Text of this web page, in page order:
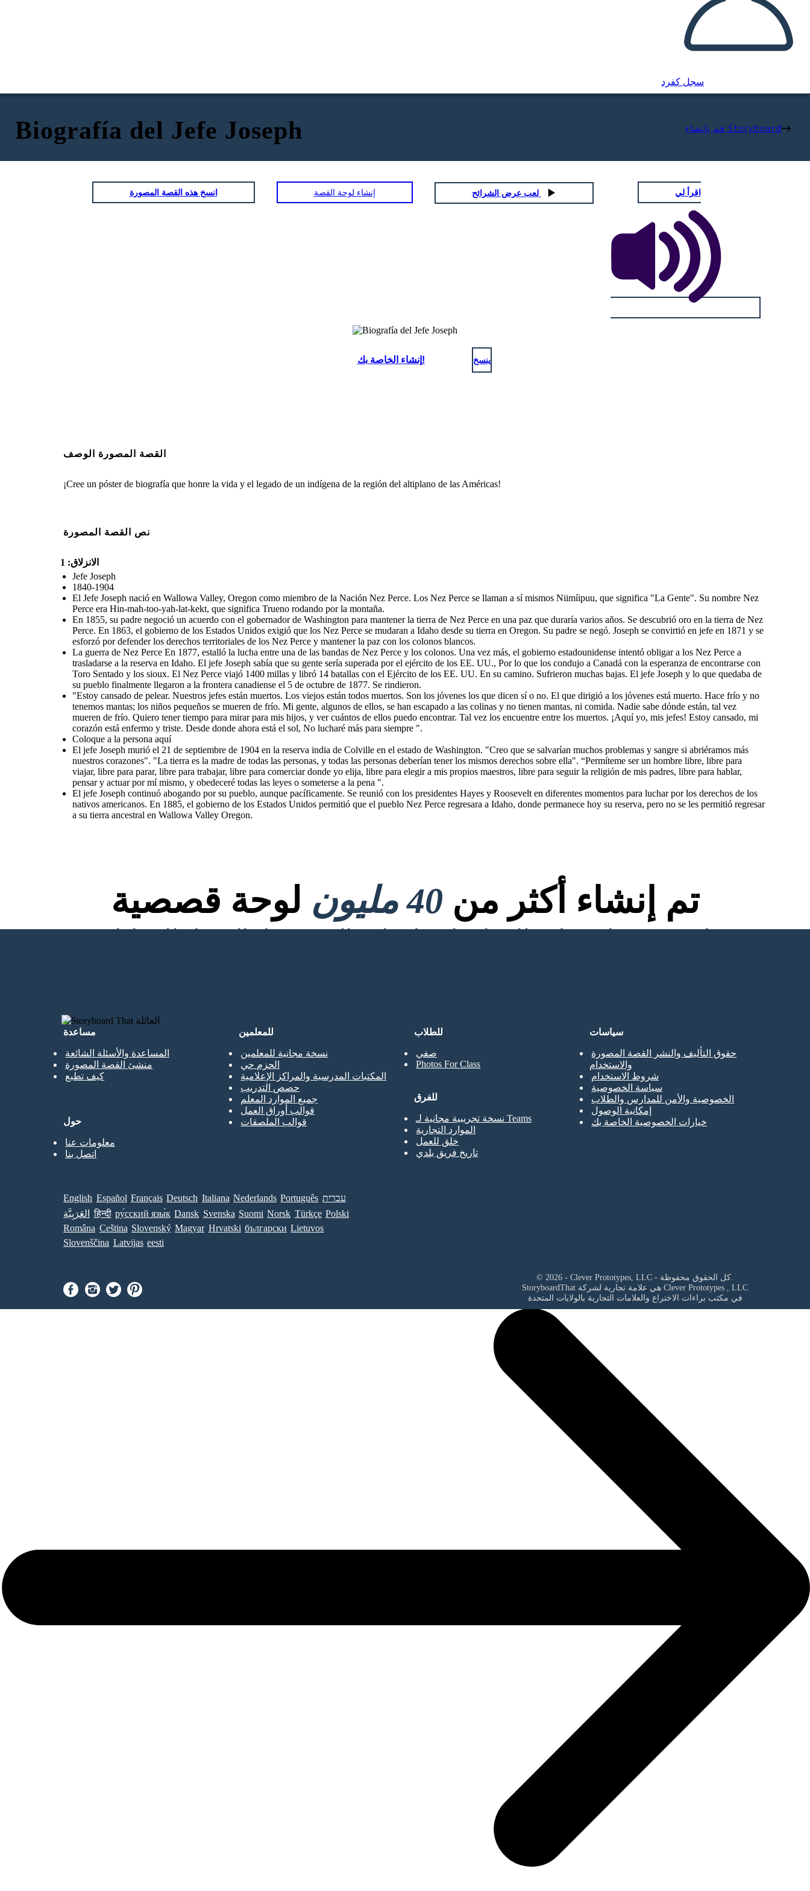
سجل كفرد
Biografía del Jefe Joseph قم بإنشاء Storyboard
انسخ هذه القصة المصورة إنشاء لوحة القصة لعب عرض الشرائح اقرأ لي
إنشاء الخاصة بك! ينسخ
القصة المصورة الوصف
¡Cree un póster de biografía que honre la vida y el legado de un indígena de la región del altiplano de las Américas!
نص القصة المصورة
الانزلاق: 1
Jefe Joseph
1840-1904
El Jefe Joseph nació en Wallowa Valley, Oregon como miembro de la Nación Nez Perce. Los Nez Perce se llaman a sí mismos Niimíipuu, que significa "La Gente". Su nombre Nez
Perce era Hin-mah-too-yah-lat-kekt, que significa Trueno rodando por la montaña.
En 1855, su padre negoció un acuerdo con el gobernador de Washington para mantener la tierra de Nez Perce en una paz que duraría varios años. Se descubrió oro en la tierra de Nez
Perce. En 1863, el gobierno de los Estados Unidos exigió que los Nez Perce se mudaran a Idaho desde su tierra en Oregon. Su padre se negó. Joseph se convirtió en jefe en 1871 y se
esforzó por defender los derechos territoriales de los Nez Perce y mantener la paz con los colonos blancos.
La guerra de Nez Perce En 1877, estalló la lucha entre una de las bandas de Nez Perce y los colonos. Una vez más, el gobierno estadounidense intentó obligar a los Nez Perce a
trasladarse a la reserva en Idaho. El jefe Joseph sabía que su gente sería superada por el ejército de los EE. UU., Por lo que los condujo a Canadá con la esperanza de encontrarse con
Toro Sentado y los sioux. El Nez Perce viajó 1400 millas y libró 14 batallas con el Ejército de los EE. UU. En su camino. Sufrieron muchas bajas. El jefe Joseph y lo que quedaba de
su pueblo finalmente llegaron a la frontera canadiense el 5 de octubre de 1877. Se rindieron.
"Estoy cansado de pelear. Nuestros jefes están muertos. Los viejos están todos muertos. Son los jóvenes los que dicen sí o no. El que dirigió a los jóvenes está muerto. Hace frío y no
tenemos mantas; los niños pequeños se mueren de frío. Mi gente, algunos de ellos, se han escapado a las colinas y no tienen mantas, ni comida. Nadie sabe dónde están, tal vez
mueren de frío. Quiero tener tiempo para mirar para mis hijos, y ver cuántos de ellos puedo encontrar. Tal vez los encuentre entre los muertos. ¡Aquí yo, mis jefes! Estoy cansado, mi
corazón está enfermo y triste. Desde donde ahora está el sol, No lucharé más para siempre ".
Coloque a la persona aquí
El jefe Joseph murió el 21 de septiembre de 1904 en la reserva india de Colville en el estado de Washington. "Creo que se salvarían muchos problemas y sangre si abriéramos más
nuestros corazones". "La tierra es la madre de todas las personas, y todas las personas deberían tener los mismos derechos sobre ella". “Permíteme ser un hombre libre, libre para
viajar, libre para parar, libre para trabajar, libre para comerciar donde yo elija, libre para elegir a mis propios maestros, libre para seguir la religión de mis padres, libre para hablar,
pensar y actuar por mí mismo, y obedeceré todas las leyes o someterse a la pena ".
El jefe Joseph continuó abogando por su pueblo, aunque pacíficamente. Se reunió con los presidentes Hayes y Roosevelt en diferentes momentos para luchar por los derechos de los
nativos americanos. En 1885, el gobierno de los Estados Unidos permitió que el pueblo Nez Perce regresara a Idaho, donde permanece hoy su reserva, pero no se les permitió regresar
a su tierra ancestral en Wallowa Valley Oregon.
تم إنشاء أكثر من 40 مليون لوحة قصصية
لا توجد تنزيلات ولا بطاقة ائتمان ولا حاجة إلى تسجيل الدخول للمحاولة!
مساعدة
المساعدة والأسئلة الشائعة
منشئ القصة المصورة
كيف تطبع
للطلاب
صفي
Photos For Class
للمعلمين
نسخة مجانية للمعلمين
الحزم حي
المكتبات المدرسية والمراكز الإعلامية
حصص التدريب
جميع الموارد المعلم
قوالب أوراق العمل
قوالب الملصقات
للفرق
نسخة تجريبية مجانية لـ Teams
الموارد التجارية
خلق للعمل
تاريخ فريق بلدي
حول
معلومات عنا
اتصل بنا
سياسات
حقوق التأليف والنشر القصة المصورة
والاستخدام
شروط الاستخدام
سياسة الخصوصية
الخصوصية والأمن للمدارس والطلاب
إمكانية الوصول
خيارات الخصوصية الخاصة بك
English Español Français Deutsch Italiana Nederlands Português עברית
العَرَبِيَّة
हिन्दी ру́сский язы́к Dansk Svenska Suomi Norsk Türkçe Polski
Româna Ceština Slovenský Magyar Hrvatski български Lietuvos
Slovenščina Latvijas eesti
Clever Prototypes , LLC
في مكتب براءات الاختراع والعلامات التجارية بالولايات المتحدة